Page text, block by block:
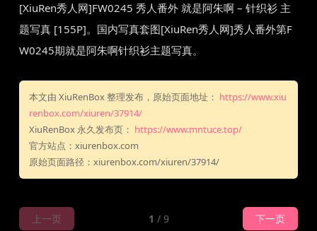
[XiuRen秀人网]FW0245 秀人番外 就是阿朱啊 – 针织衫 主
题写真 [155P]。国内写真套图[XiuRen秀人网]秀人番外第F
W0245期就是阿朱啊针织衫主题写真。
本文由 XiuRenBox 整理发布，原始页面地址： https://www.xiu
renbox.com/xiuren/37914/
XiuRenBox 永久发布页： https://www.mntuce.top/
官方站点：xiurenbox.com
原始页面路径：xiurenbox.com/xiuren/37914/
上一页 1 / 9 下一页